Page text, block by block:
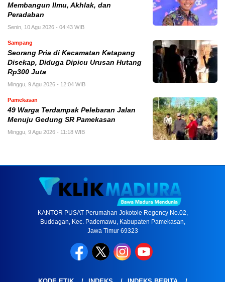
Membangun Ilmu, Akhlak, dan
Peradaban
Senin, 10 Agu 2026 - 04:43 WIB
Sampang
Seorang Pria di Kecamatan Ketapang
Disekap, Diduga Dipicu Urusan Hutang
Rp300 Juta
Minggu, 9 Agu 2026 - 12:04 WIB
Pamekasan
49 Warga Terdampak Pelebaran Jalan
Menuju Gedung SR Pamekasan
Minggu, 9 Agu 2026 - 11:18 WIB
KANTOR PUSAT Perumahan Jokotole Regency No.02,
Buddagan, Kec. Pademawu, Kabupaten Pamekasan,
Jawa Timur 69323